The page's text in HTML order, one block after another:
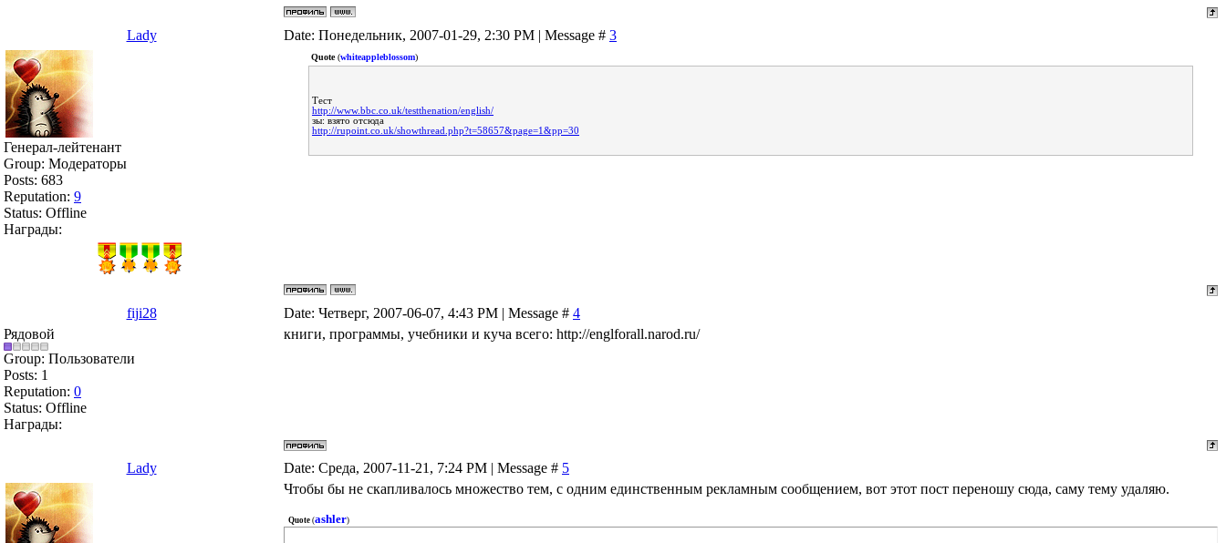
Lady Date: Понедельник, 2007-01-29, 2:30 PM | Message # 3
Генерал-лейтенант
Group: Модераторы
Posts: 683
Reputation: 9
Status: Offline
Награды:
Quote(whiteappleblossom)
Тест
http://www.bbc.co.uk/testthenation/english/
зы: взято отсюда
http://rupoint.co.uk/showthread.php?t=58657&page=1&pp=30
fiji28 Date: Четверг, 2007-06-07, 4:43 PM | Message # 4
Рядовой
Group: Пользователи
Posts: 1
Reputation: 0
Status: Offline
Награды:
книги, программы, учебники и куча всего: http://englforall.narod.ru/
Lady Date: Среда, 2007-11-21, 7:24 PM | Message # 5
Чтобы бы не скапливалось множество тем, с одним единственным рекламным сообщением, вот этот пост переношу сюда, саму тему удаляю.
Quote (ashler)